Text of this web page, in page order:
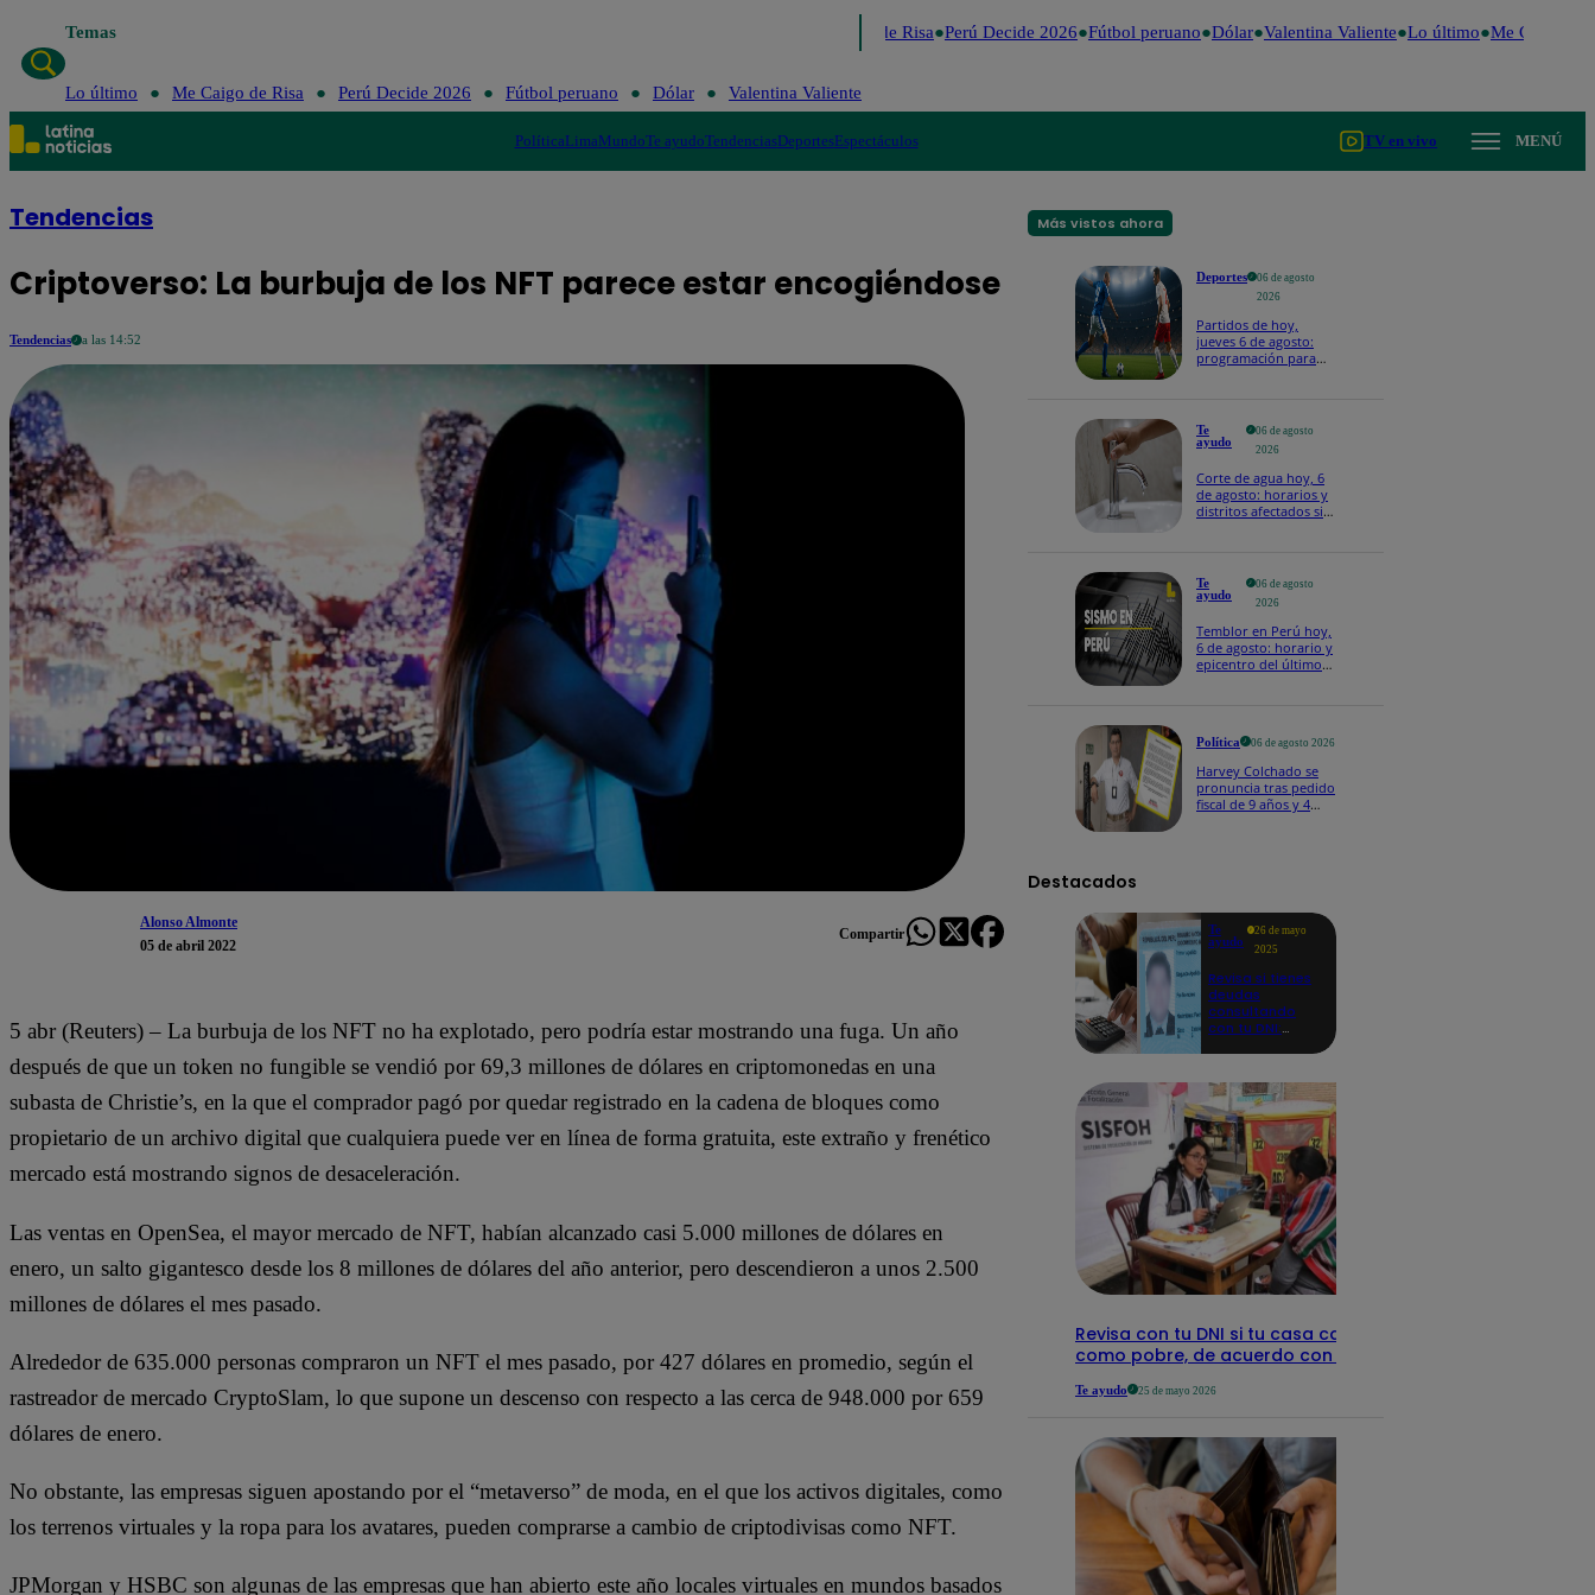
Temas Me Caigo de Risa Perú Decide 2026 Fútbol peruano Dólar Valentina Valiente Lo último Me Caigo de
Lo último Me Caigo de Risa Perú Decide 2026 Fútbol peruano Dólar Valentina Valiente
PolíticaLimaMundoTe ayudoTendenciasDeportesEspectáculos TV en vivo MENÚ
Tendencias
Criptoverso: La burbuja de los NFT parece estar encogiéndose
Tendencias a las 14:52
Alonso Almonte
05 de abril 2022
Compartir
5 abr (Reuters) – La burbuja de los NFT no ha explotado, pero podría estar mostrando una fuga. Un año
después de que un token no fungible se vendió por 69,3 millones de dólares en criptomonedas en una
subasta de Christie’s, en la que el comprador pagó por quedar registrado en la cadena de bloques como
propietario de un archivo digital que cualquiera puede ver en línea de forma gratuita, este extraño y frenético
mercado está mostrando signos de desaceleración.
Las ventas en OpenSea, el mayor mercado de NFT, habían alcanzado casi 5.000 millones de dólares en
enero, un salto gigantesco desde los 8 millones de dólares del año anterior, pero descendieron a unos 2.500
millones de dólares el mes pasado.
Alrededor de 635.000 personas compraron un NFT el mes pasado, por 427 dólares en promedio, según el
rastreador de mercado CryptoSlam, lo que supone un descenso con respecto a las cerca de 948.000 por 659
dólares de enero.
No obstante, las empresas siguen apostando por el “metaverso” de moda, en el que los activos digitales, como
los terrenos virtuales y la ropa para los avatares, pueden comprarse a cambio de criptodivisas como NFT.
JPMorgan y HSBC son algunas de las empresas que han abierto este año locales virtuales en mundos basados
Más vistos ahora
Deportes
06 de agosto
2026
Partidos de hoy,
jueves 6 de agosto:
programación para
Te
ayudo
06 de agosto
2026
Corte de agua hoy, 6
de agosto: horarios y
distritos afectados sin
Te
ayudo
06 de agosto
2026
Temblor en Perú hoy,
6 de agosto: horario y
epicentro del último
Política 06 de agosto 2026
Harvey Colchado se
pronuncia tras pedido
fiscal de 9 años y 4
Destacados
Te
ayudo
26 de mayo
2025
Revisa si tienes
deudas
consultando
con tu DNI:
detalles
Revisa con tu DNI si tu casa califica
como pobre, de acuerdo con el Sisfoh
Te ayudo 25 de mayo 2026